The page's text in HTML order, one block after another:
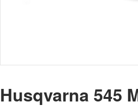
Husqvarna 545